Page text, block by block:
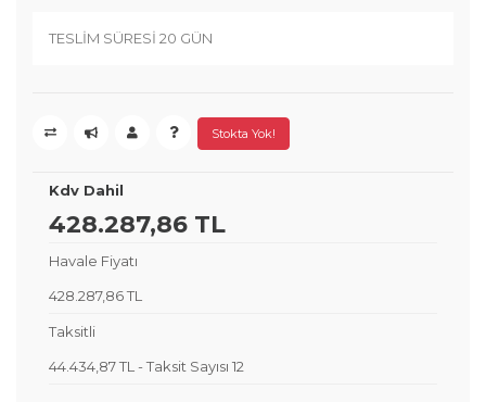
TESLİM SÜRESİ 20 GÜN
Stokta Yok!
Kdv Dahil
428.287,86 TL
Havale Fiyatı
428.287,86 TL
Taksitli
44.434,87 TL- Taksit Sayısı 12